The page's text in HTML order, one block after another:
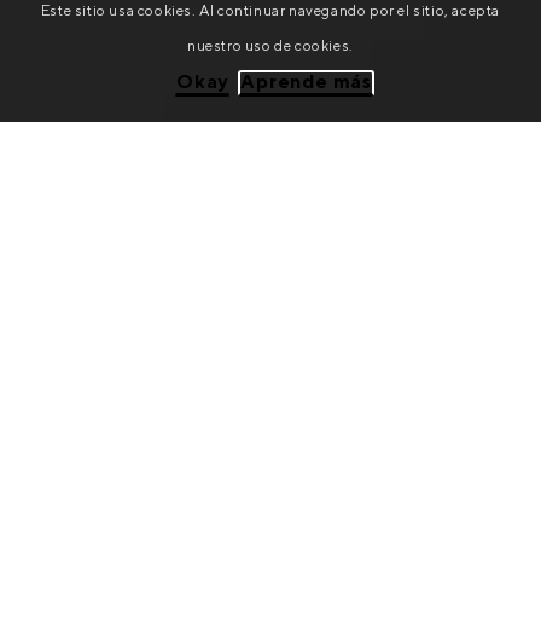
Este sitio usa cookies. Al continuar navegando por el sitio, acepta
nuestro uso de cookies.
Okay Aprende más